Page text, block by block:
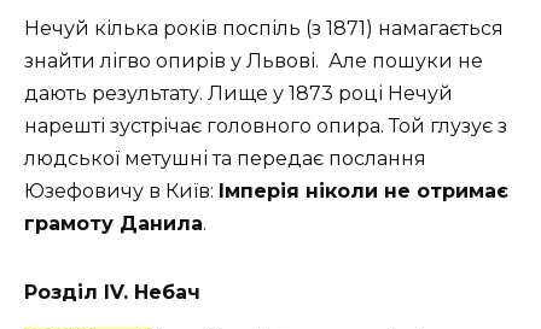
Нечуй кілька років поспіль (з 1871) намагається
знайти лігво опирів у Львові. Але пошуки не
дають результату. Лище у 1873 році Нечуй
нарешті зустрічає головного опира. Той глузує з
людської метушні та передає послання
Юзефовичу в Київ: Імперія ніколи не отримає
грамоту Данила.
Розділ IV. Небач